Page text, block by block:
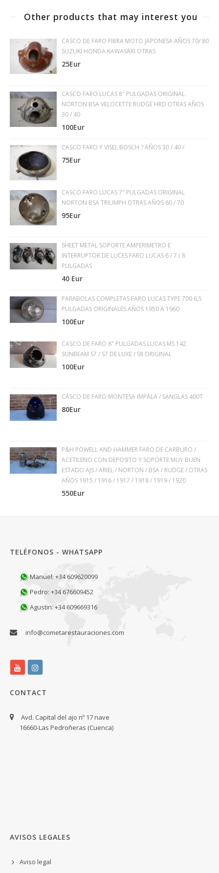
Other products that may interest you
CASCO DE FARO FIBRA MOTO JAPONESA AÑOS 70/ 80
SUZUKI HONDA KAWASAKI OTRAS
25Eur
CASCO FARO LUCAS 8" PULGADAS ORIGINAL
NORTON BSA VELOCETTE RUDGE HRD OTRAS AÑOS
30 / 40
100Eur
CASCO FARO Y VISEL BOSCH ? AÑOS 30 / 40 /
75Eur
CASCO FARO LUCAS 7" PULGADAS ORIGINAL
NORTON BSA TRIUMPH OTRAS AÑOS 60 / 70
95Eur
SHEET METAL SOPORTE AMPERIMETRO E
INTERRUPTOR DE LUCES FARO LUCAS 6 / 7 / 8
PULGADAS
40 Eur
PARABOLAS COMPLETAS FARO LUCAS TYPE 700 6,5
PULGADAS ORIGINALES AÑOS 1950 A 1960
100Eur
CASCO DE FARO 8" PULGADAS LUCAS MS 142
SUNBEAM S7 / S7 DE LUXE / S8 ORIGINAL
100Eur
CASCO DE FARO MONTESA IMPALA / SANGLAS 400T
80Eur
P&H POWELL AND HAMMER FARO DE CARBURO /
ACETILENO CON DEPOSITO Y SOPORTE MUY BUEN
ESTADO AJS / ARIEL / NORTON / BSA / RUDGE / OTRAS
AÑOS 1915 / 1916 / 1917 / 1918 / 1919 / 1920
550Eur
TELÉFONOS - WHATSAPP
Manuel: +34 609620099
Pedro: +34 676609452
Agustin: +34 609669316
info@cometarestauraciones.com
CONTACT
Avd. Capital del ajo nº 17 nave
16660-Las Pedroñeras (Cuenca)
AVISOS LEGALES
Aviso legal